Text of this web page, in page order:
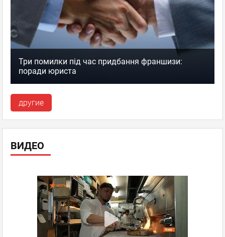
Три помилки під час придбання франшизи:
поради юриста
другие
ВИДЕО